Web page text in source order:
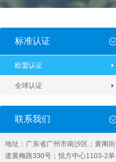
标准认证
欧盟认证
全球认证
联系我们
地址：广东省广州市南沙区；黄阁街
道黄梅路330号；悦方中心1103-2单